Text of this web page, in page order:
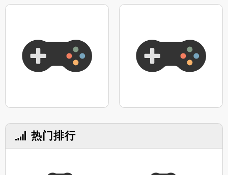
热门排行